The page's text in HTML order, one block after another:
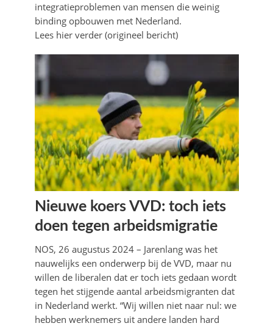
integratieproblemen van mensen die weinig
binding opbouwen met Nederland.
Lees hier verder (origineel bericht)
Nieuwe koers VVD: toch iets
doen tegen arbeidsmigratie
NOS, 26 augustus 2024 – Jarenlang was het
nauwelijks een onderwerp bij de VVD, maar nu
willen de liberalen dat er toch iets gedaan wordt
tegen het stijgende aantal arbeidsmigranten dat
in Nederland werkt. “Wij willen niet naar nul: we
hebben werknemers uit andere landen hard